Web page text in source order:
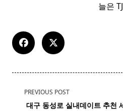
늘은
<span
class="nav-
PREVIOUS POST
대구 동성로 실내데이트 추천